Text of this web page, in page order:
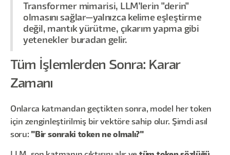
Transformer mimarisi, LLM'lerin "derin"
olmasını sağlar—yalnızca kelime eşleştirme
değil, mantık yürütme, çıkarım yapma gibi
yetenekler buradan gelir.
Tüm İşlemlerden Sonra: Karar
Zamanı
Onlarca katmandan geçtikten sonra, model her token
için zenginleştirilmiş bir vektöre sahip olur. Şimdi asıl
soru: "Bir sonraki token ne olmalı?"